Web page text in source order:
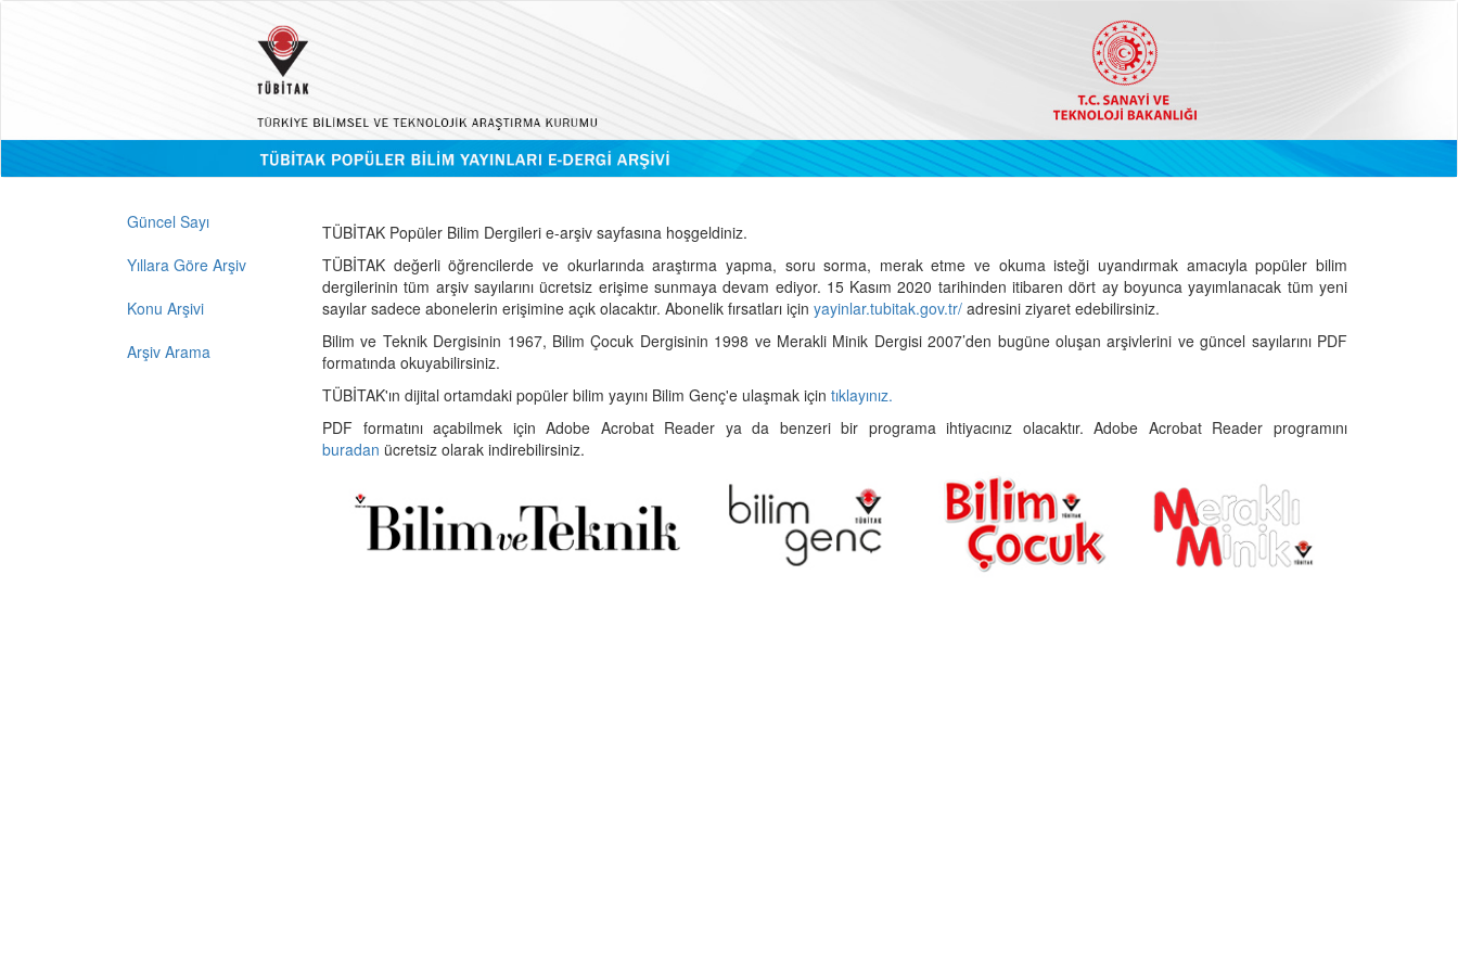
Güncel Sayı
Yıllara Göre Arşiv
Konu Arşivi
Arşiv Arama
TÜBİTAK Popüler Bilim Dergileri e-arşiv sayfasına hoşgeldiniz.
TÜBİTAK değerli öğrencilerde ve okurlarında araştırma yapma, soru sorma, merak etme ve okuma isteği uyandırmak amacıyla popüler bilim
dergilerinin tüm arşiv sayılarını ücretsiz erişime sunmaya devam ediyor. 15 Kasım 2020 tarihinden itibaren dört ay boyunca yayımlanacak tüm yeni
sayılar sadece abonelerin erişimine açık olacaktır. Abonelik fırsatları için yayinlar.tubitak.gov.tr/ adresini ziyaret edebilirsiniz.
Bilim ve Teknik Dergisinin 1967, Bilim Çocuk Dergisinin 1998 ve Merakli Minik Dergisi 2007’den bugüne oluşan arşivlerini ve güncel sayılarını PDF
formatında okuyabilirsiniz.
TÜBİTAK'ın dijital ortamdaki popüler bilim yayını Bilim Genç'e ulaşmak için tıklayınız.
PDF formatını açabilmek için Adobe Acrobat Reader ya da benzeri bir programa ihtiyacınız olacaktır. Adobe Acrobat Reader programını
buradan ücretsiz olarak indirebilirsiniz.